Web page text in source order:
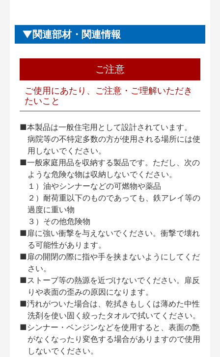
関連部材・関連情報
ご注意
ご使用にあたり、ご注意・ご理解いただき
たいこと
■本製品は一般住宅用として設計されています。
病院等の不特定多数の方が使用される場所には使
用しないでください。
■一般家庭用品を収納する製品です。ただし、次の
ような危険な物は収納しないでください。
１）油やシンナーなどの可燃物や薬品
２）耐荷重以下のものであっても、鉄アレイ等の
過度に重い物
３）その他危険物
■扉に強い衝撃を与えないでください。衝撃で壊れ
る可能性があります。
■扉の開閉の際に指や手を挟まないようにしてくだ
さい。
■ストーブ等の熱源を近づけないでください。扉反
りや表面の歪みの原因になります。
■汚れがついた場合は、乾拭きもしくは薄めた中性
洗剤を使い固く絞ったタオルで拭いてください。
■シンナー・ベンジンなどを使用すると、表面の艶
がなくなったり変色する場合がありますので使用
しないでください。